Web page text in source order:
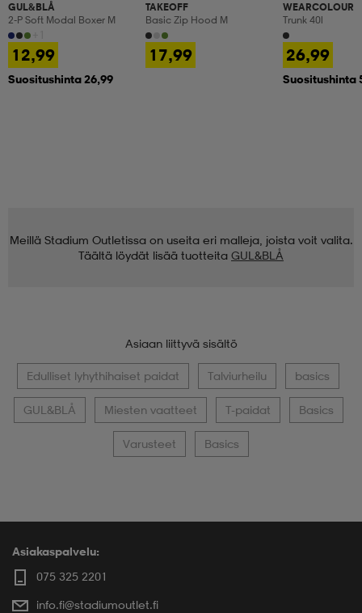
GUL&BLÅ
2-P Soft Modal Boxer M
12,99
Suositushinta 26,99
TAKEOFF
Basic Zip Hood M
17,99
WEARCOLOUR
Trunk 40l
26,99
Suositushinta
Meillä Stadium Outletissa on useita eri malleja, joista voit valita.
Täältä löydät lisää tuotteita GUL&BLÅ
Asiaan liittyvä sisältö
Edulliset lyhythihaiset paidat Talviurheilu basics
GUL&BLÅ Miesten vaatteet T-paidat Basics
Varusteet Basics
Asiakaspalvelu:
075 325 2201
info.fi@stadiumoutlet.fi